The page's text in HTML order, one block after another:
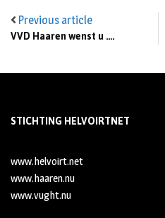
Previous article
VVD Haaren wenst u ….
STICHTING HELVOIRTNET
www.helvoirt.net
www.haaren.nu
www.vught.nu